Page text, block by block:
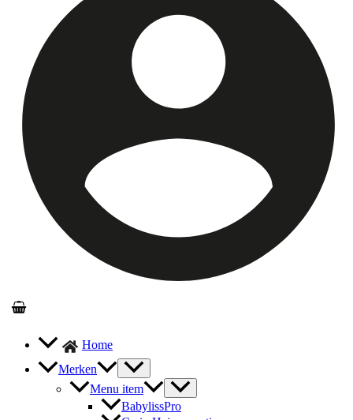
Home
Merken
Menu item
BabylissPro